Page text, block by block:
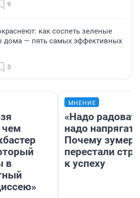
9
как соспеть зеленые
дома — пять самых эффективных
3
чем
в
МНЕНИЕ
«Надо
надо
Почему
перестали
к успеху